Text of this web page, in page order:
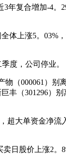
复合增加-4。
上涨5。03%，
度，公司停业。
（000061）别
丰（301296）
大单资金净流
股价上涨2。